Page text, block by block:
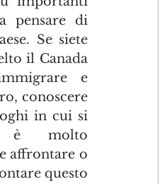
pensare di
Se siete
il Canada
e
conoscere
in cui si
è molto
affrontare o
questo